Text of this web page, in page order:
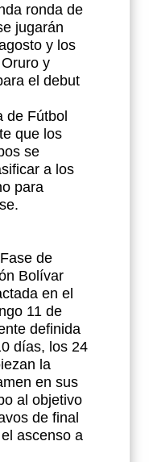
ronda de
jugarán
y los
y
el debut
de Fútbol
que los
se
a los
para
de
Bolívar
en el
11 de
definida
días, los 24
la
en sus
al objetivo
de final
ascenso a